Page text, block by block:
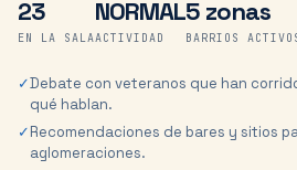
23
EN LA SALA
NORMAL
ACTIVIDAD
5 zonas
BARRIOS
✓Debate con veteranos que han
qué hablan.
✓Recomendaciones de bares y sitios
aglomeraciones.